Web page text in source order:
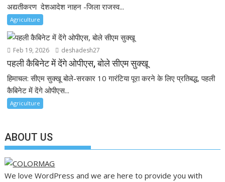
अद्यतीकरण देशआदेश नाहन -जिला राजस्व...
Agriculture
Feb 19, 2026 deshadesh27
पहली कैबिनेट में देंगे ओपीएस, बोले सीएम सुक्खू
हिमाचल: सीएम सुक्खू बोले-सरकार 10 गारंटिया पूरा करने के लिए प्रतिबद्ध, पहली
कैबिनेट में देंगे ओपीएस...
Agriculture
ABOUT US
We love WordPress and we are here to provide you with